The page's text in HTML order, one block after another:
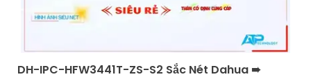
DH-IPC-HFW3441T-ZS-S2 Sắc Nét Dahua ➠